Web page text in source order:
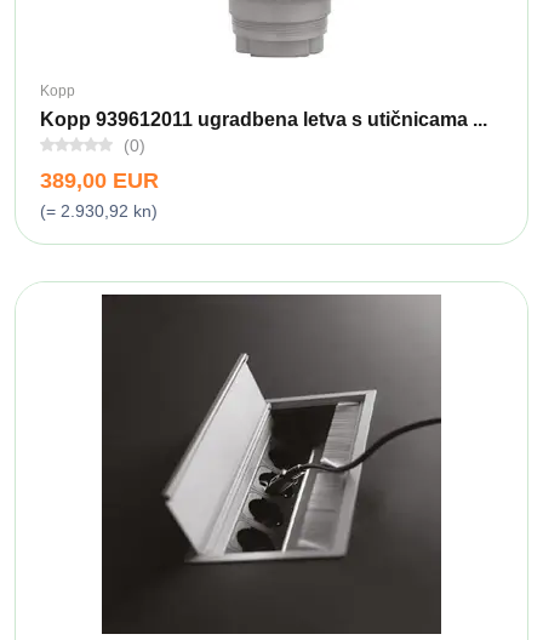
Kopp
Kopp 939612011 ugradbena letva s utičnicama ...
(0)
389,00 EUR
(= 2.930,92 kn)